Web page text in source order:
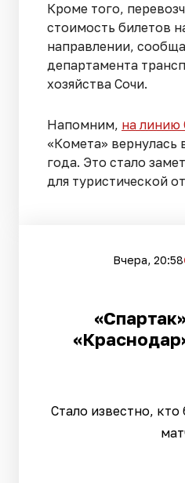
Кроме того,
стоимость билетов
направлении,
департамента
хозяйства Сочи.
Напомним, на линию
«Комета» вернулась
года. Это стало
для туристической
Вчера, 20:58
Стало известно, кто